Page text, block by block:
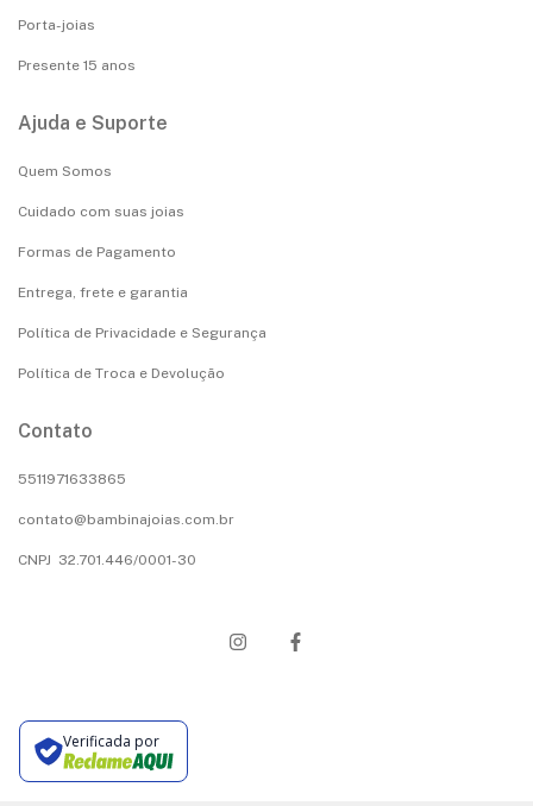
Porta-joias
Presente 15 anos
Ajuda e Suporte
Quem Somos
Cuidado com suas joias
Formas de Pagamento
Entrega, frete e garantia
Política de Privacidade e Segurança
Política de Troca e Devolução
Contato
5511971633865
contato@bambinajoias.com.br
CNPJ 32.701.446/0001-30
Verificada por